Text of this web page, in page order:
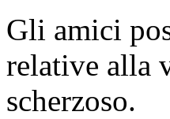
Gli amici
relative alla
scherzoso.